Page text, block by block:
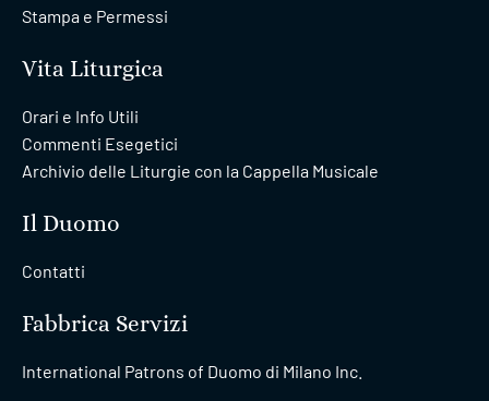
Stampa e Permessi
Vita Liturgica
Orari e Info Utili
Commenti Esegetici
Archivio delle Liturgie con la Cappella Musicale
Il Duomo
Contatti
Fabbrica Servizi
International Patrons of Duomo di Milano Inc.